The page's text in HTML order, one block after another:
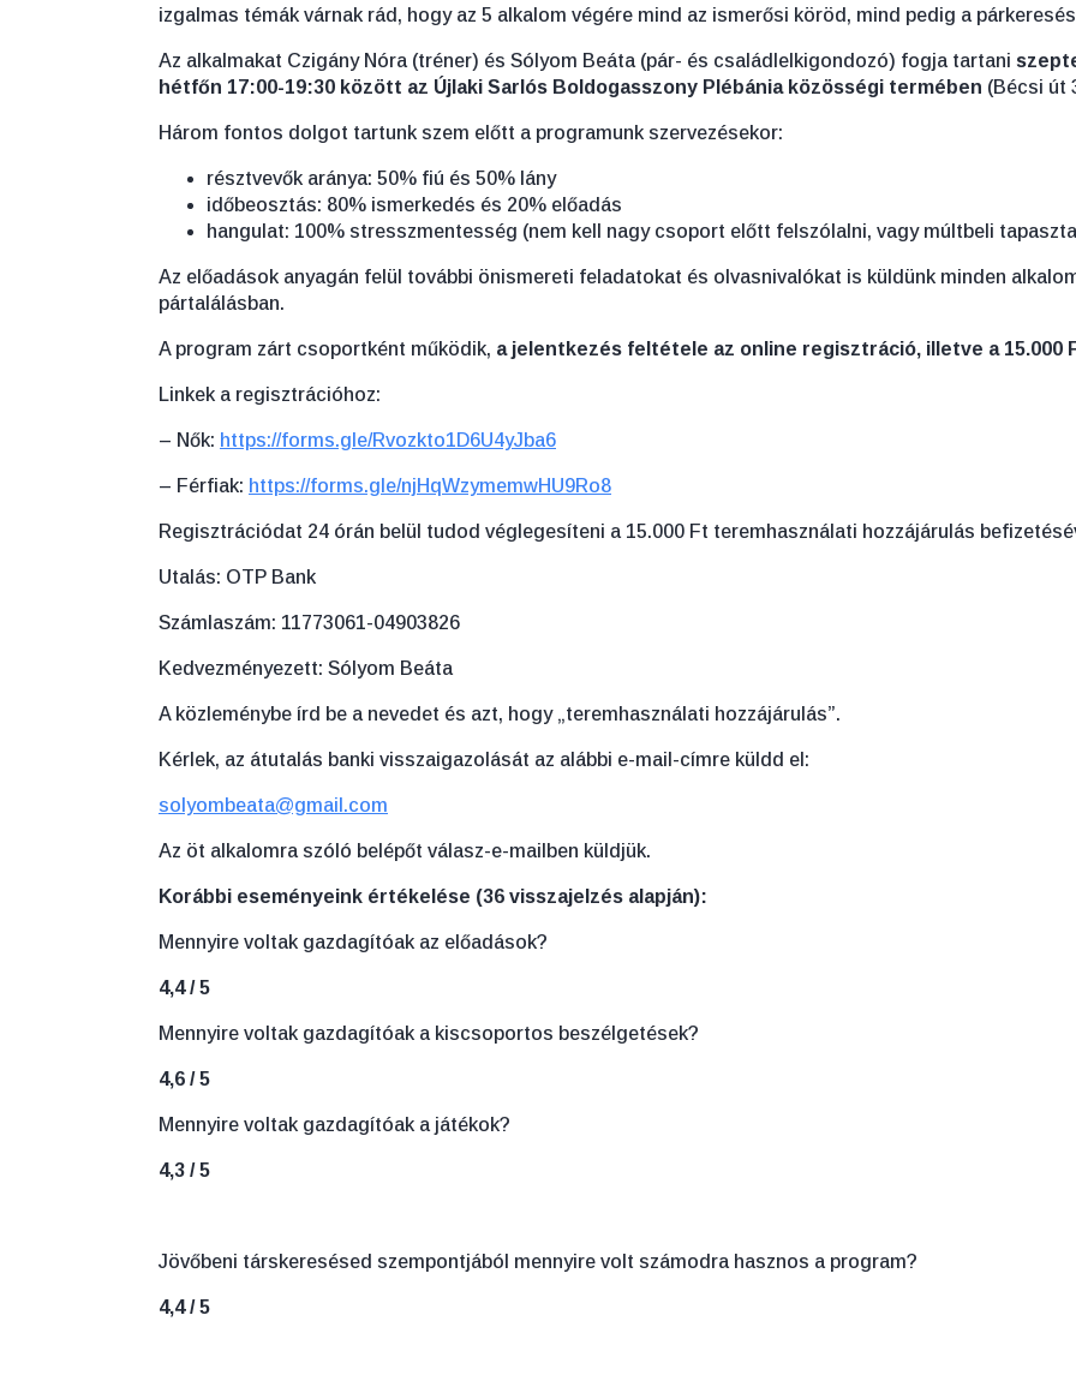
izgalmas témák várnak rád, hogy az 5 alkalom végére mind az ismerősi köröd, mind pedig a
Az alkalmakat Czigány Nóra (tréner) és Sólyom Beáta (pár- és családlelkigondozó) fogja tartani
hétfőn 17:00-19:30 között az Újlaki Sarlós Boldogasszony Plébánia közösségi termében (Bécsi út
Három fontos dolgot tartunk szem előtt a programunk szervezésekor:
résztvevők aránya: 50% fiú és 50% lány
időbeosztás: 80% ismerkedés és 20% előadás
hangulat: 100% stresszmentesség (nem kell nagy csoport előtt felszólalni, vagy múltbeli
Az előadások anyagán felül további önismereti feladatokat és olvasnivalókat is küldünk minden
pártalálásban.
A program zárt csoportként működik, a jelentkezés feltétele az online regisztráció, illetve a
Linkek a regisztrációhoz:
– Nők: https://forms.gle/Rvozkto1D6U4yJba6
– Férfiak: https://forms.gle/njHqWzymemwHU9Ro8
Regisztrációdat 24 órán belül tudod véglegesíteni a 15.000 Ft teremhasználati hozzájárulás
Utalás: OTP Bank
Számlaszám: 11773061-04903826
Kedvezményezett: Sólyom Beáta
A közleménybe írd be a nevedet és azt, hogy „teremhasználati hozzájárulás”.
Kérlek, az átutalás banki visszaigazolását az alábbi e-mail-címre küldd el:
solyombeata@gmail.com
Az öt alkalomra szóló belépőt válasz-e-mailben küldjük.
Korábbi eseményeink értékelése (36 visszajelzés alapján):
Mennyire voltak gazdagítóak az előadások?
4,4 / 5
Mennyire voltak gazdagítóak a kiscsoportos beszélgetések?
4,6 / 5
Mennyire voltak gazdagítóak a játékok?
4,3 / 5
Jövőbeni társkeresésed szempontjából mennyire volt számodra hasznos a program?
4,4 / 5